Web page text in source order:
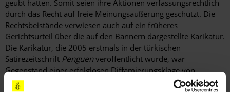
geübt hätten. Somit seien ihre Aktionen verfassungsrechtlich
durch das Recht auf freie Meinungsäußerung geschützt. Die
Rechtsbeistände verwiesen auch auf ein früheres
Gerichtsurteil über die auf den Bannern dargestellte Karikatur.
Die Karikatur, die 2005 erstmals in der türkischen
Satirezeitschrift Penguenveröffentlicht wurde, war
Gegenstand einer erfolglosen Diffamierungsklage von
Präsident Erdoğan. In dem Gerichtsurteil hieß es, dass die